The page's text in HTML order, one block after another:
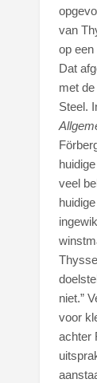
van
op
Dat
met
Steel.
veel
niet.”
voor
achter